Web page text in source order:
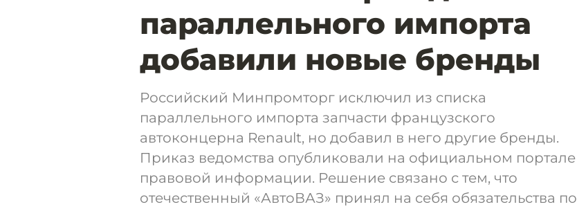
параллельного импорта
добавили новые бренды
Российский Минпромторг исключил из списка
параллельного импорта запчасти французского
автоконцерна Renault, но добавил в него другие бренды.
Приказ ведомства опубликовали на официальном портале
правовой информации. Решение связано с тем, что
отечественный «АвтоВАЗ» принял на себя обязательства по